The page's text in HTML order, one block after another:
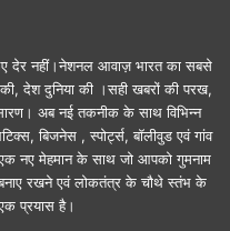
नहीं।नेशनल आवाज़ भारत का सबसे
देश दुनिया की ।सही खबरों की परख,
अब नई तकनीक के साथ विभिन्न
बिजनेस , स्पोर्ट्स, बॉलीवुड एवं गांव
नए मेहमान के साथ जो आपको गुमनाम
बनाए रखने एवं लोकतंत्र के चौथे स्तंभ के
प्रयास है।